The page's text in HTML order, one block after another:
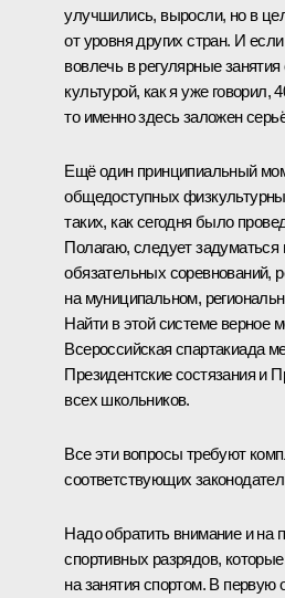
улучшились, выросли, но в
от уровня других стран. И
вовлечь в регулярные
культурой, как я уже говорил,
то именно здесь заложен
Ещё один принципиальный
общедоступных
таких, как сегодня было
Полагаю, следует задуматься
обязательных соревнований,
на муниципальном,
Найти в этой системе верное
Всероссийская спартакиада
Президентские состязания и
всех школьников.
Все эти вопросы требуют
соответствующих
Надо обратить внимание и на
спортивных разрядов,
на занятия спортом. В